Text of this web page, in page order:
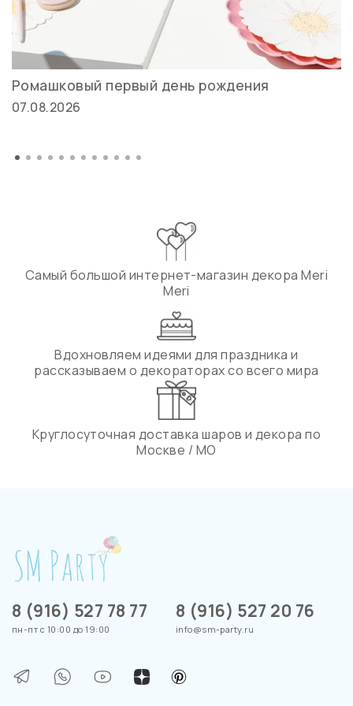
Ромашковый первый день рождения
07.08.2026
Самый большой интернет-магазин декора Meri
Meri
Вдохновляем идеями для праздника и
рассказываем о декораторах со всего мира
Круглосуточная доставка шаров и декора по
Москве / МО
8 (916) 527 78 77
пн-пт с 10:00 до 19:00
8 (916) 527 20 76
info@sm-party.ru